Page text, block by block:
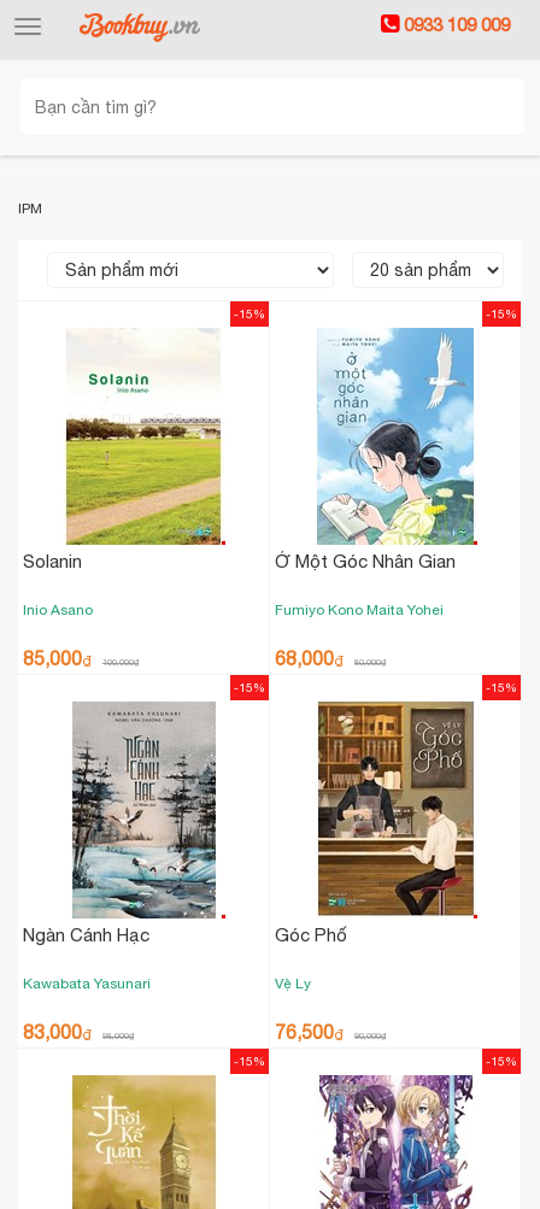
Toggle
0933 109 009
IPM
Solanin
Inio Asano
85,000₫ 100,000₫
-15%
Ở Một Góc Nhân Gian
Fumiyo Kono Maita Yohei
68,000₫ 80,000₫
-15%
Ngàn Cánh Hạc
Kawabata Yasunari
83,000₫ 98,000₫
-15%
Góc Phố
Vệ Ly
76,500₫ 90,000₫
-15%
-15% -15%